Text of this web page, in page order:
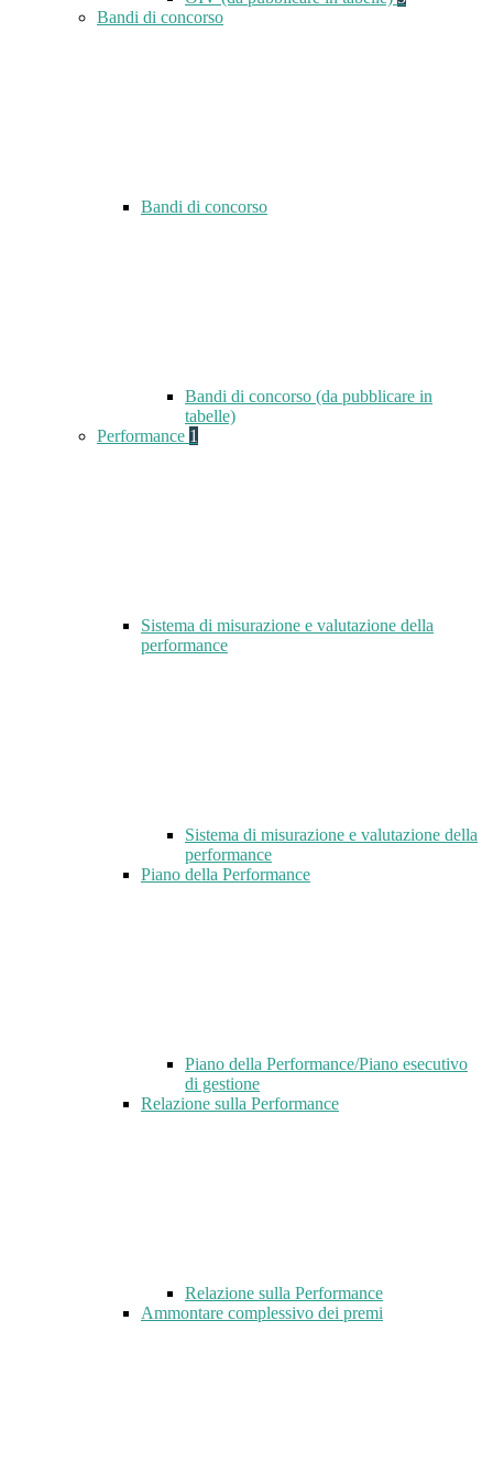
Bandi di concorso
Bandi di concorso
Bandi di concorso (da pubblicare in
tabelle)
Performance 1
Sistema di misurazione e valutazione della
performance
Sistema di misurazione e valutazione della
performance
Piano della Performance
Piano della Performance/Piano esecutivo
di gestione
Relazione sulla Performance
Relazione sulla Performance
Ammontare complessivo dei premi